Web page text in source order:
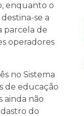
enquanto o
se a
parcela de
operadores
no Sistema
de educação
ainda não
do